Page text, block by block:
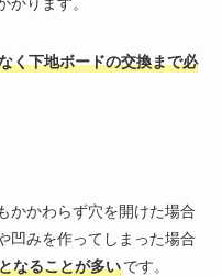
く下地ボードの交換まで必
かかわらず穴を開けた場合
凹みを作ってしまった場合
なることが多いです。